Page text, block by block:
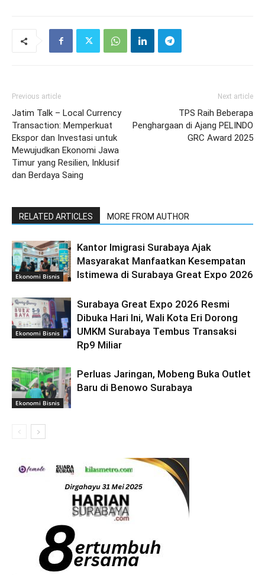
Previous article
Jatim Talk – Local Currency
Transaction: Memperkuat
Ekspor dan Investasi untuk
Mewujudkan Ekonomi Jawa
Timur yang Resilien, Inklusif
dan Berdaya Saing
Next article
TPS Raih Beberapa
Penghargaan di Ajang PELINDO
GRC Award 2025
RELATED ARTICLES MORE FROM AUTHOR
Ekonomi Bisnis
Kantor Imigrasi Surabaya Ajak
Masyarakat Manfaatkan Kesempatan
Istimewa di Surabaya Great Expo 2026
Ekonomi Bisnis
Surabaya Great Expo 2026 Resmi
Dibuka Hari Ini, Wali Kota Eri Dorong
UMKM Surabaya Tembus Transaksi
Rp9 Miliar
Ekonomi Bisnis
Perluas Jaringan, Mobeng Buka Outlet
Baru di Benowo Surabaya